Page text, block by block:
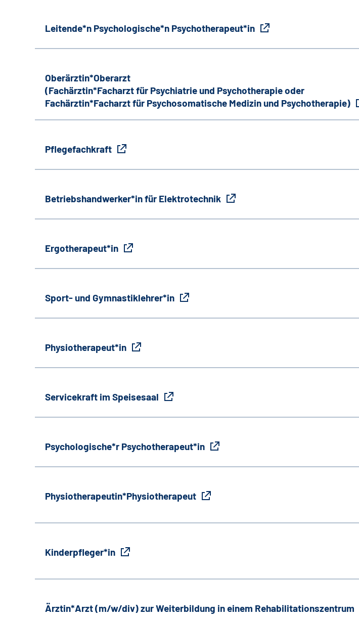
Leitende*n Psychologische*n Psychotherapeut*in
Oberärztin*Oberarzt
(Fachärztin*Facharzt für Psychiatrie und Psychotherapie oder
Fachärztin*Facharzt für Psychosomatische Medizin und Psychotherapie)
Pflegefachkraft
Betriebshandwerker*in für Elektrotechnik
Ergotherapeut*in
Sport- und Gymnastiklehrer*in
Physiotherapeut*in
Servicekraft im Speisesaal
Psychologische*r Psychotherapeut*in
Physiotherapeutin*Physiotherapeut
Kinderpfleger*in
Ärztin*Arzt (m/w/div) zur Weiterbildung in einem Rehabilitationszentrum